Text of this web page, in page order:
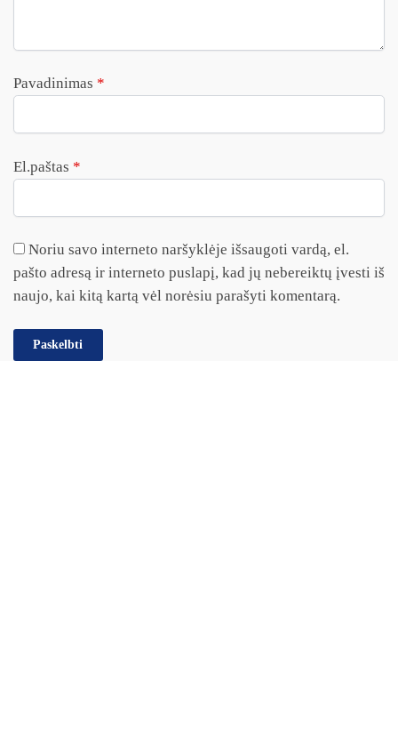
Pavadinimas *
El.paštas *
Noriu savo interneto naršyklėje išsaugoti vardą, el.
pašto adresą ir interneto puslapį, kad jų nebereiktų įvesti iš
naujo, kai kitą kartą vėl norėsiu parašyti komentarą.